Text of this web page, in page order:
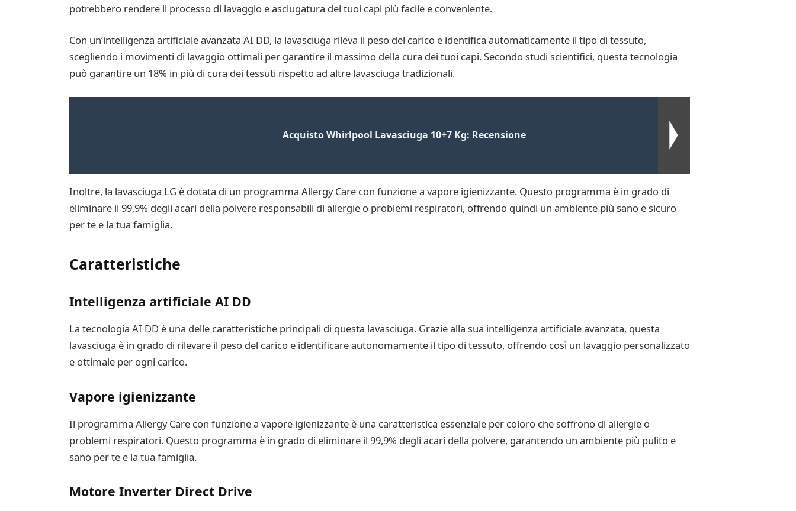
potrebbero rendere il processo di lavaggio e asciugatura dei tuoi capi più facile e conveniente.
Con un’intelligenza artificiale avanzata AI DD, la lavasciuga rileva il peso del carico e identifica automaticamente il tipo di tessuto,
scegliendo i movimenti di lavaggio ottimali per garantire il massimo della cura dei tuoi capi. Secondo studi scientifici, questa tecnologia
può garantire un 18% in più di cura dei tessuti rispetto ad altre lavasciuga tradizionali.
Acquisto Whirlpool Lavasciuga 10+7 Kg: Recensione
Inoltre, la lavasciuga LG è dotata di un programma Allergy Care con funzione a vapore igienizzante. Questo programma è in grado di
eliminare il 99,9% degli acari della polvere responsabili di allergie o problemi respiratori, offrendo quindi un ambiente più sano e sicuro
per te e la tua famiglia.
Caratteristiche
Intelligenza artificiale AI DD
La tecnologia AI DD è una delle caratteristiche principali di questa lavasciuga. Grazie alla sua intelligenza artificiale avanzata, questa
lavasciuga è in grado di rilevare il peso del carico e identificare autonomamente il tipo di tessuto, offrendo così un lavaggio personalizzato
e ottimale per ogni carico.
Vapore igienizzante
Il programma Allergy Care con funzione a vapore igienizzante è una caratteristica essenziale per coloro che soffrono di allergie o
problemi respiratori. Questo programma è in grado di eliminare il 99,9% degli acari della polvere, garantendo un ambiente più pulito e
sano per te e la tua famiglia.
Motore Inverter Direct Drive